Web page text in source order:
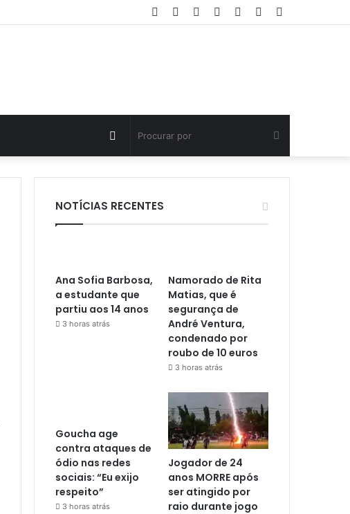
Artigo
Entrar
Instagram
YouTube
Twitter
Facebook
Procurar
por
Artigo
aleatório
NOTÍCIAS RECENTES
Ana Sofia Barbosa,
a estudante que
partiu aos 14 anos
3 horas atrás
Namorado de Rita
Matias, que é
segurança de
André Ventura,
condenado por
roubo de 10 euros
3 horas atrás
Goucha age
contra ataques de
ódio nas redes
sociais: “Eu exijo
respeito”
3 horas atrás
Jogador de 24
anos MORRE após
ser atingido por
raio durante jogo